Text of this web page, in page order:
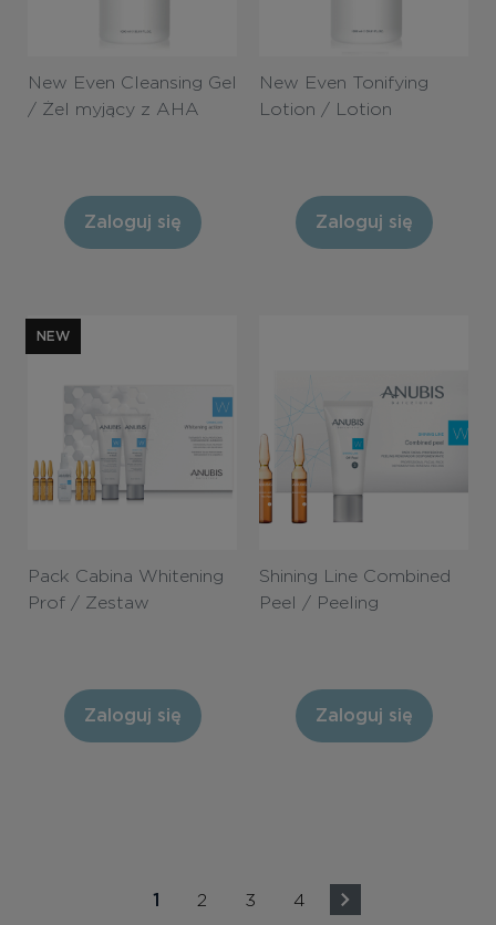
New Even Cleansing Gel
/ Żel myjący z AHA
Zaloguj się
New Even Tonifying
Lotion / Lotion
Zaloguj się
NEW
Pack Cabina Whitening
Prof / Zestaw
Zaloguj się
Shining Line Combined
Peel / Peeling
Zaloguj się
1 2 3 4